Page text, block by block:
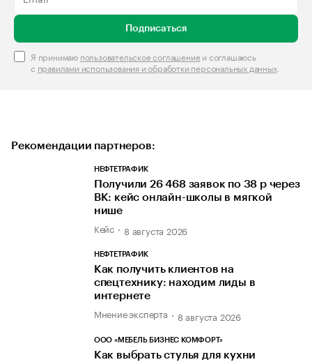
Подписаться
Я принимаю пользовательское соглашениеи соглашаюсь
с правилами использования и обработки персональных данных.
Рекомендации партнеров:
НЕФТЕТРАФИК
Получили 26 468 заявок по 38 р через
ВК: кейс онлайн-школы в мягкой
нише
Кейс 8 августа 2026
НЕФТЕТРАФИК
Как получить клиентов на
спецтехнику: находим лиды в
интернете
Мнение эксперта 8 августа 2026
ООО «МЕБЕЛЬ БИЗНЕС КОМФОРТ»
Как выбрать стулья для кухни